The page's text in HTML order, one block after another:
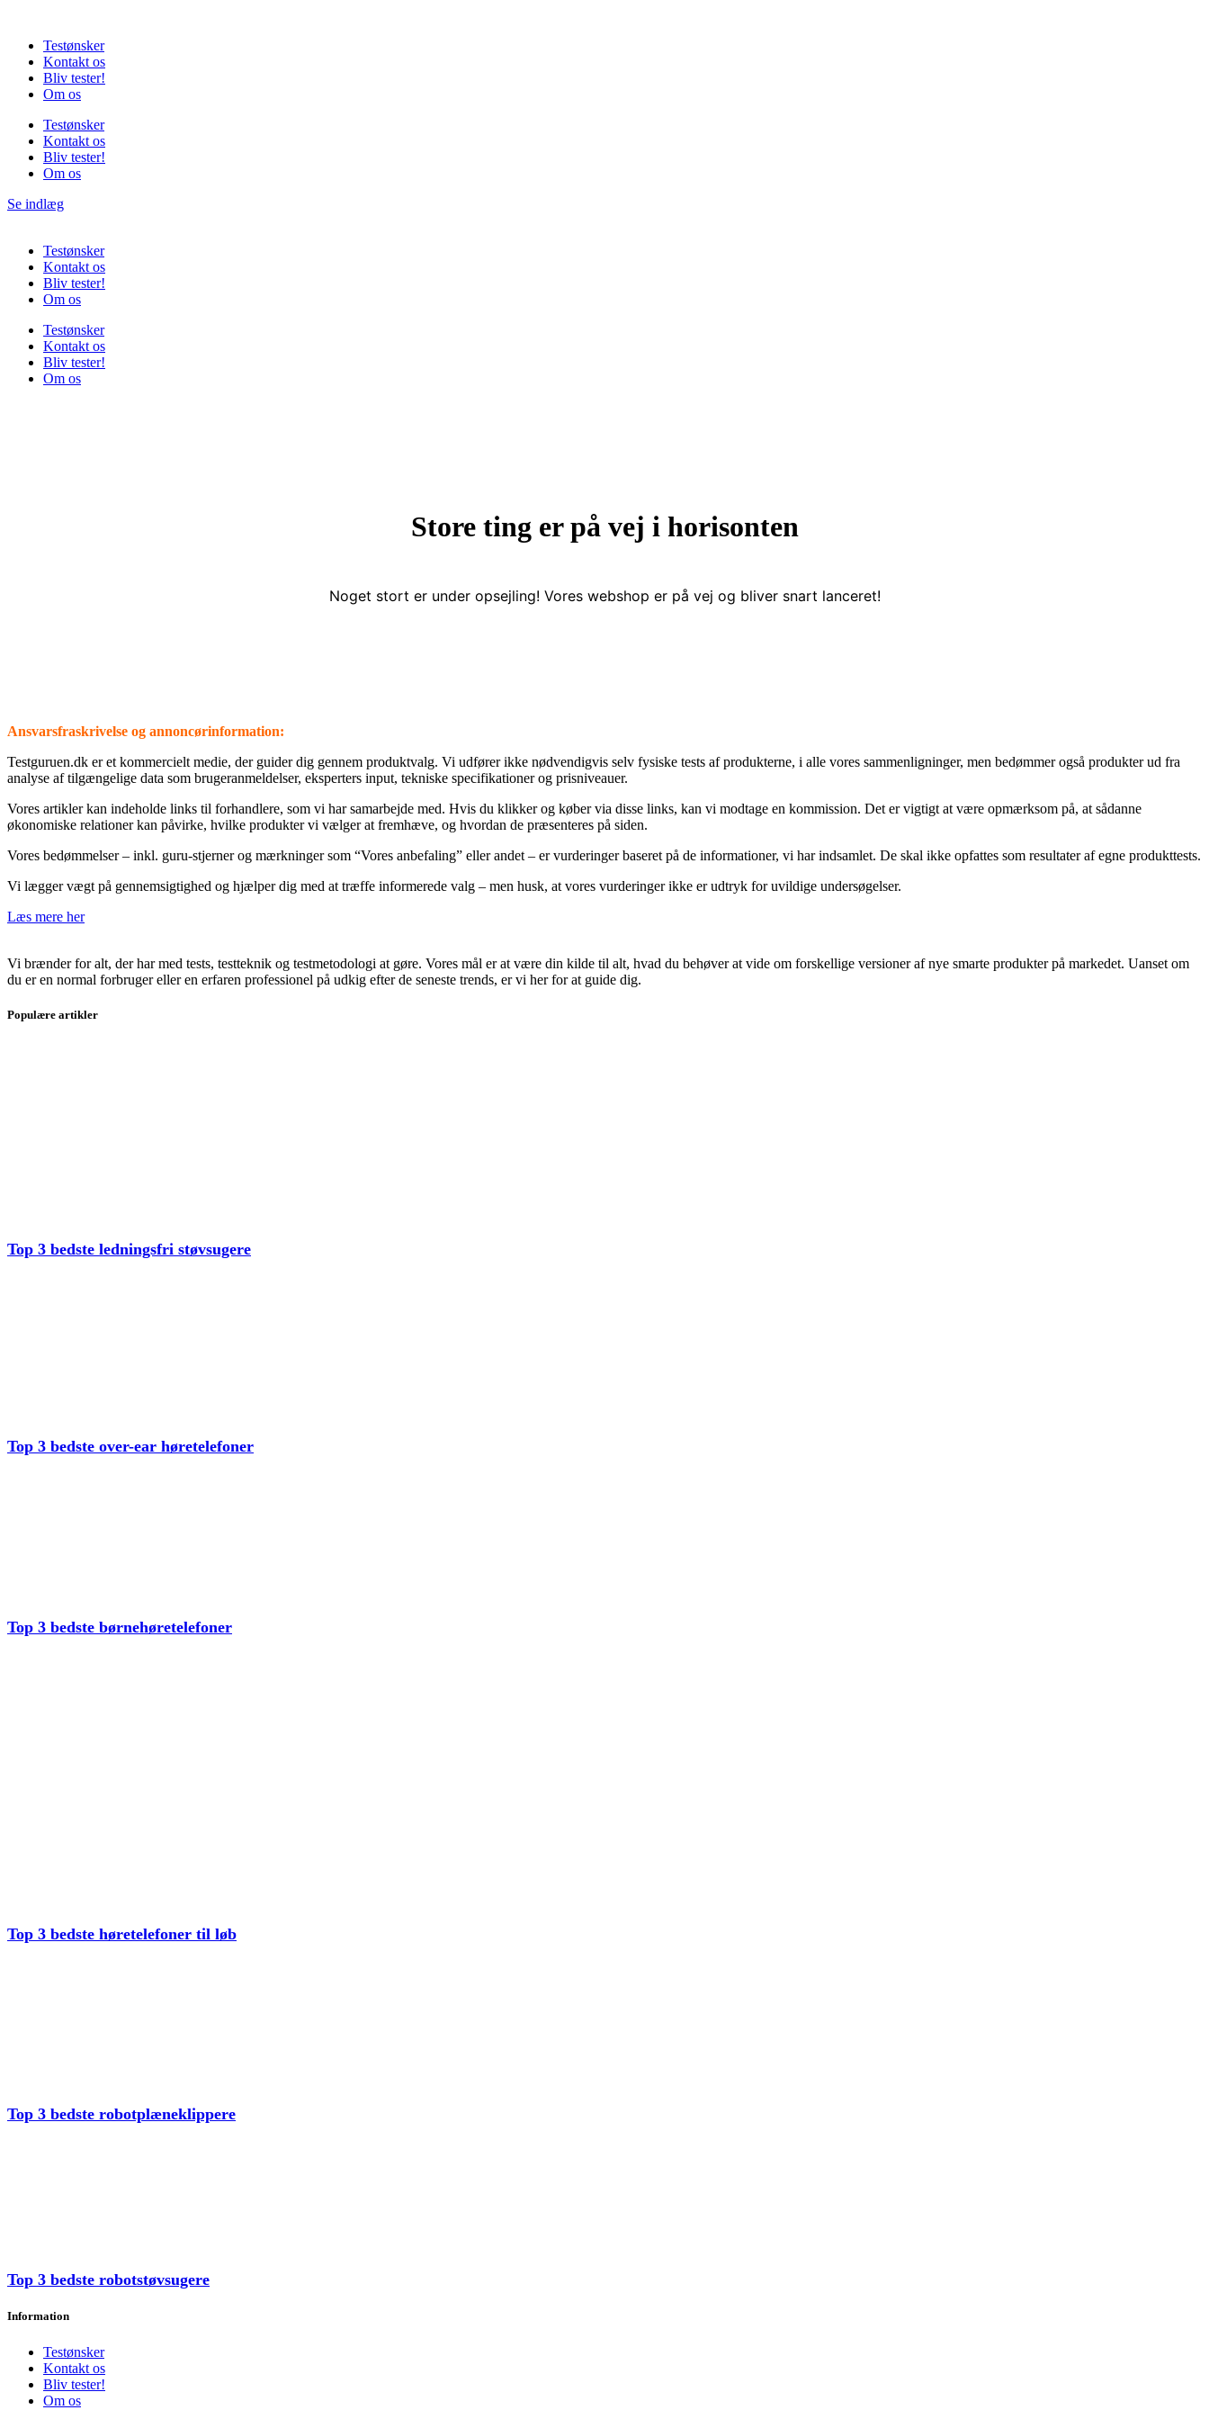
indholdTestønsker
Kontakt os
Bliv tester!
Om os
Testønsker
Kontakt os
Bliv tester!
Om os
Se indlæg
Testønsker
Kontakt os
Bliv tester!
Om os
Testønsker
Kontakt os
Bliv tester!
Om os
Store ting er på vej i horisonten
Noget stort er under opsejling! Vores webshop er på vej og bliver snart lanceret!
Ansvarsfraskrivelse og annoncørinformation:
⁦Testguruen.dk⁩ er et kommercielt medie, der guider dig gennem produktvalg. Vi udfører ikke nødvendigvis selv fysiske tests af produkterne, i alle vores sammenligninger, men bedømmer også produkter ud fra
analyse af tilgængelige data som brugeranmeldelser, eksperters input, tekniske specifikationer og prisniveauer.
Vores artikler kan indeholde links til forhandlere, som vi har samarbejde med. Hvis du klikker og køber via disse links, kan vi modtage en kommission. Det er vigtigt at være opmærksom på, at sådanne
økonomiske relationer kan påvirke, hvilke produkter vi vælger at fremhæve, og hvordan de præsenteres på siden.
Vores bedømmelser – inkl. guru-stjerner og mærkninger som “Vores anbefaling” eller andet – er vurderinger baseret på de informationer, vi har indsamlet. De skal ikke opfattes som resultater af egne produkttests.
Vi lægger vægt på gennemsigtighed og hjælper dig med at træffe informerede valg – men husk, at vores vurderinger ikke er udtryk for uvildige undersøgelser.
Læs mere her
Vi brænder for alt, der har med tests, testteknik og testmetodologi at gøre. Vores mål er at være din kilde til alt, hvad du behøver at vide om forskellige versioner af nye smarte produkter på markedet. Uanset om
du er en normal forbruger eller en erfaren professionel på udkig efter de seneste trends, er vi her for at guide dig.
Populære artikler
Top 3 bedste ledningsfri støvsugere
Top 3 bedste over-ear høretelefoner
Top 3 bedste børnehøretelefoner
Top 3 bedste høretelefoner til løb
Top 3 bedste robotplæneklippere
Top 3 bedste robotstøvsugere
Information
Testønsker
Kontakt os
Bliv tester!
Om os